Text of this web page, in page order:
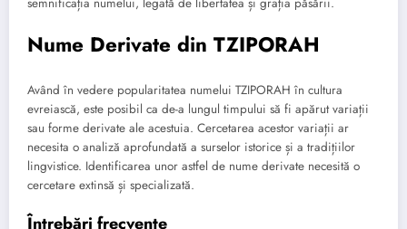
Nume Derivate din TZIPORAH
Având în vedere popularitatea numelui TZIPORAH în cultura
evreiască, este posibil ca de-a lungul timpului să fi apărut variații
sau forme derivate ale acestuia. Cercetarea acestor variații ar
necesita o analiză aprofundată a surselor istorice și a tradițiilor
lingvistice. Identificarea unor astfel de nume derivate necesită o
cercetare extinsă și specializată.
Întrebări frecvente